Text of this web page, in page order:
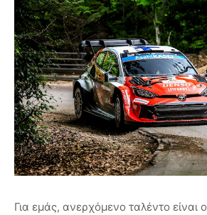
Για εμάς, ανερχόμενο ταλέντο είναι ο